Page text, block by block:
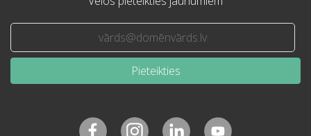
Pieteikties